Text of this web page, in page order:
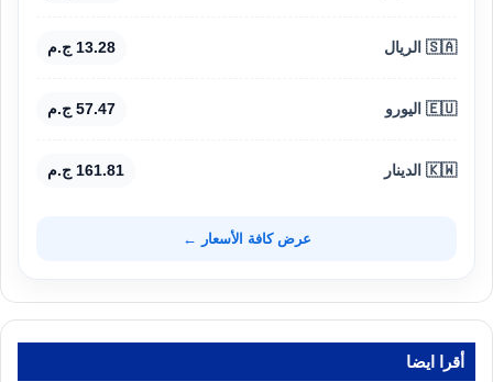
🇸🇦 الريال 13.28 ج.م
🇪🇺 اليورو 57.47 ج.م
🇰🇼 الدينار 161.81 ج.م
عرض كافة الأسعار ←
أقرا ايضا